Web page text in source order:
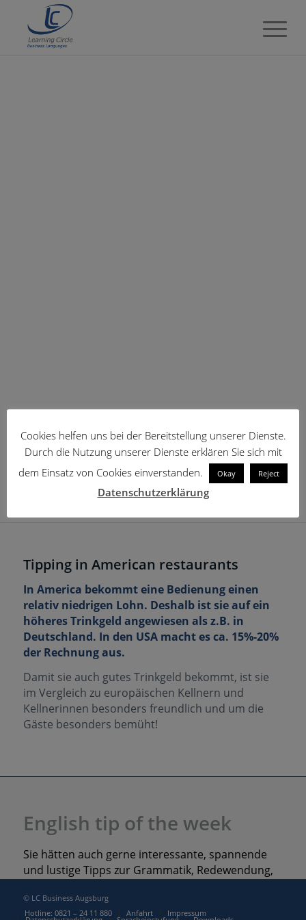
Tipping in American restaurants
In America bekommt eine Bedienung einen
relativ niedrigen Lohn. Deshalb ist sie auf ein
höheres Trinkgeld angewiesen als z.B. in
Deutschland. In den USA macht es ca. 15%-20%
der Rechnung aus.
Damit sie auch gutes Trinkgeld bekommt, ist sie
im Vergleich zu europäischen Kellnern und
Kellnerinnen besonders freundlich und um die
Gäste besonders bemüht!
English tip of the week
Sie hätten auch gerne interessante, spannende
und lustige Tipps zur Grammatik, Redewendung,
hier eintragen. Dieser Dienst ist kostenlos und
© LC Business Augsburg
Hotline: 0821 – 24 11 880
Anfahrt Impressum
Cookies helfen uns bei der Bereitstellung unserer Dienste.
Durch die Nutzung unserer Dienste erklären Sie sich mit
dem Einsatz von Cookies einverstanden.
Okay Reject
Datenschutzerklärung